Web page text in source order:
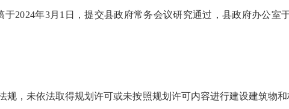
于2024年3月1日，提交县政府常务会议研究通过，县政府办公室
规，未依法取得规划许可或未按照规划许可内容进行建设建筑物